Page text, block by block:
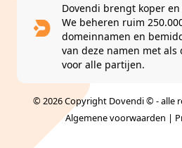
Dovendi brengt koper
We beheren ruim
domeinnamen en
van deze namen met als
voor alle partijen.
© 2026 Copyright Dovendi © - alle
Algemene voorwaarden |